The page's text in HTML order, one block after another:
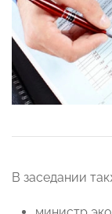
В заседании